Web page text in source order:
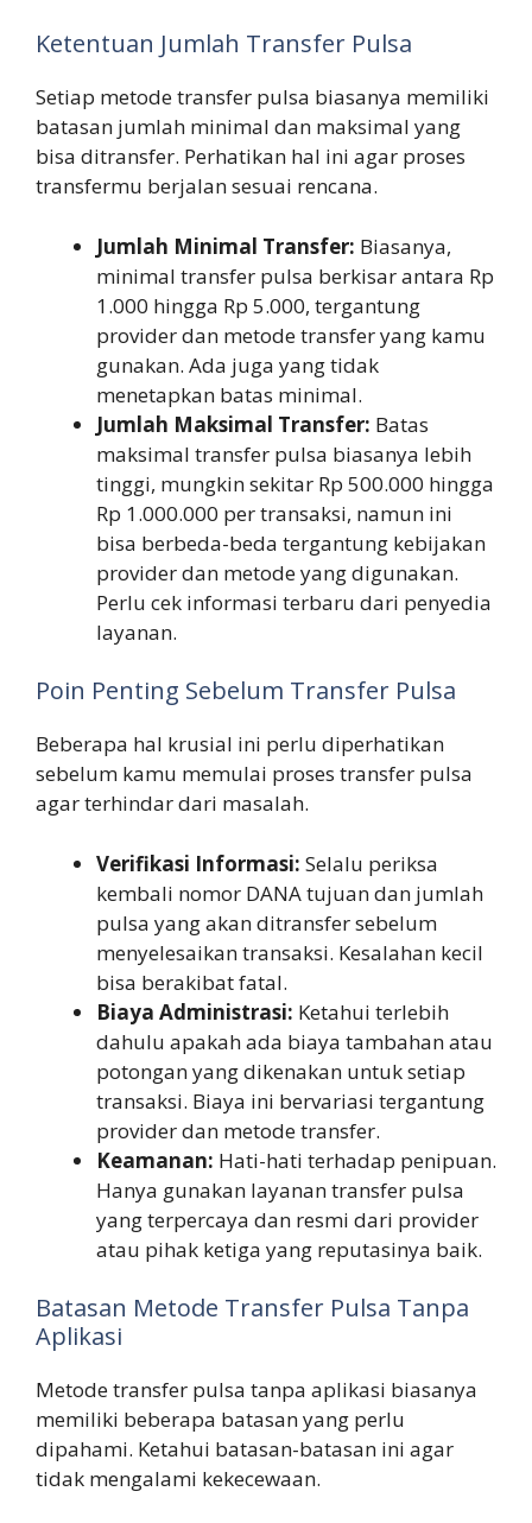
Ketentuan Jumlah Transfer Pulsa
Setiap metode transfer pulsa biasanya memiliki
batasan jumlah minimal dan maksimal yang
bisa ditransfer. Perhatikan hal ini agar proses
transfermu berjalan sesuai rencana.
Jumlah Minimal Transfer: Biasanya,
minimal transfer pulsa berkisar antara Rp
1.000 hingga Rp 5.000, tergantung
provider dan metode transfer yang kamu
gunakan. Ada juga yang tidak
menetapkan batas minimal.
Jumlah Maksimal Transfer: Batas
maksimal transfer pulsa biasanya lebih
tinggi, mungkin sekitar Rp 500.000 hingga
Rp 1.000.000 per transaksi, namun ini
bisa berbeda-beda tergantung kebijakan
provider dan metode yang digunakan.
Perlu cek informasi terbaru dari penyedia
layanan.
Poin Penting Sebelum Transfer Pulsa
Beberapa hal krusial ini perlu diperhatikan
sebelum kamu memulai proses transfer pulsa
agar terhindar dari masalah.
Verifikasi Informasi: Selalu periksa
kembali nomor DANA tujuan dan jumlah
pulsa yang akan ditransfer sebelum
menyelesaikan transaksi. Kesalahan kecil
bisa berakibat fatal.
Biaya Administrasi: Ketahui terlebih
dahulu apakah ada biaya tambahan atau
potongan yang dikenakan untuk setiap
transaksi. Biaya ini bervariasi tergantung
provider dan metode transfer.
Keamanan: Hati-hati terhadap penipuan.
Hanya gunakan layanan transfer pulsa
yang terpercaya dan resmi dari provider
atau pihak ketiga yang reputasinya baik.
Batasan Metode Transfer Pulsa Tanpa
Aplikasi
Metode transfer pulsa tanpa aplikasi biasanya
memiliki beberapa batasan yang perlu
dipahami. Ketahui batasan-batasan ini agar
tidak mengalami kekecewaan.